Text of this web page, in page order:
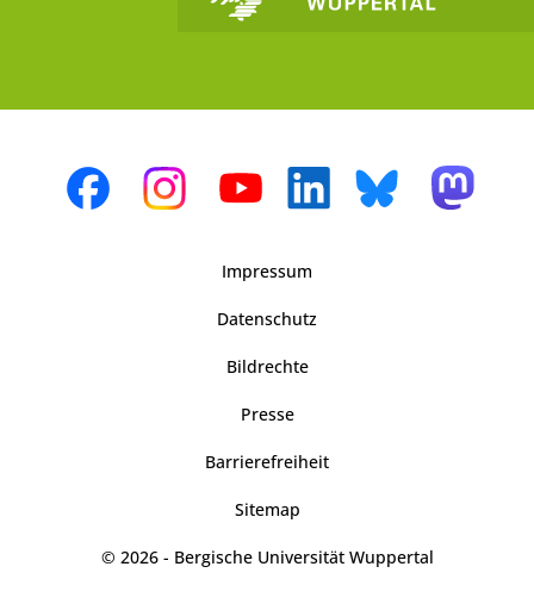
Impressum
Datenschutz
Bildrechte
Presse
Barrierefreiheit
Sitemap
© 2026 - Bergische Universität Wuppertal